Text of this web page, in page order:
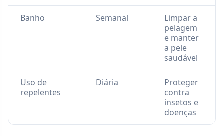
Banho Semanal
Limpar a
pelagem
e manter
a pele
saudável
Uso de
repelentes
Diária
Proteger
contra
insetos e
doenças